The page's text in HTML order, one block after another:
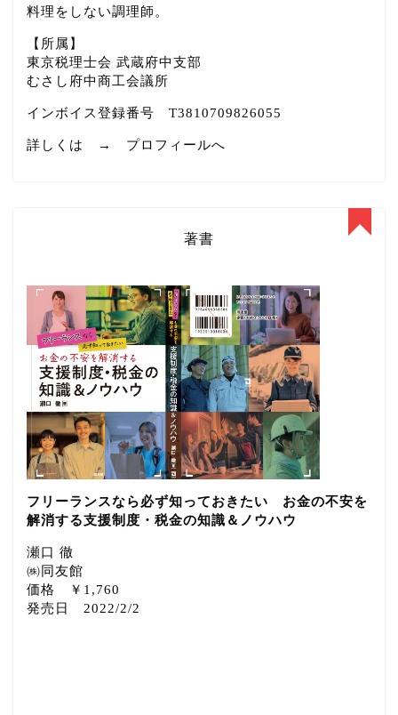
料理をしない調理師。
【所属】
東京税理士会 武蔵府中支部
むさし府中商工会議所
インボイス登録番号 T3810709826055
詳しくは → プロフィールへ
著書
フリーランスなら必ず知っておきたい お金の不安を
解消する支援制度・税金の知識＆ノウハウ
瀬口 徹
㈱同友館
価格 ￥1,760
発売日 2022/2/2